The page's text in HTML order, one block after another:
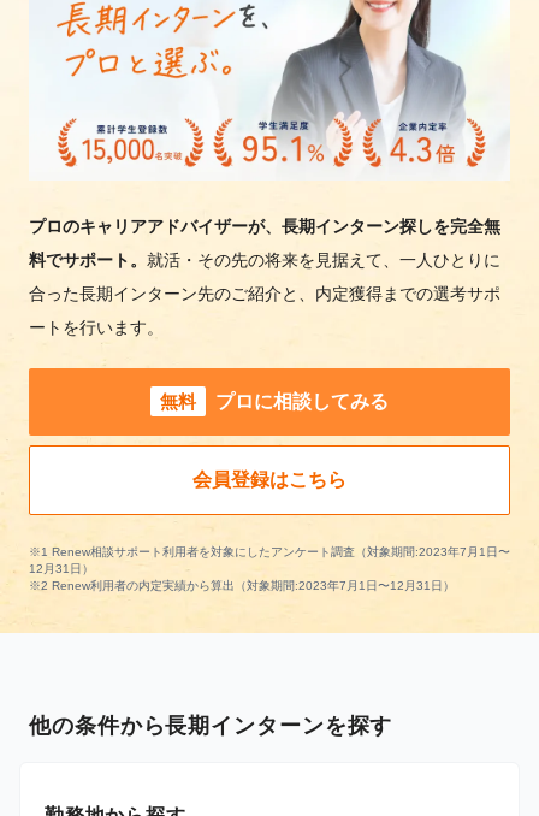
プロのキャリアアドバイザーが、長期インターン探しを完全無
料でサポート。 就活・その先の将来を見据えて、一人ひとりに
合った長期インターン先のご紹介と、内定獲得までの選考サポ
ートを行います。
無料 プロに相談してみる
会員登録はこちら
※1 Renew相談サポート利用者を対象にしたアンケート調査（対象期間:2023年7月1日〜
12月31日）
※2 Renew利用者の内定実績から算出（対象期間:2023年7月1日〜12月31日）
他の条件から長期インターンを探す